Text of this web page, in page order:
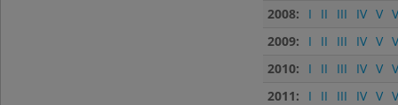
2008:
I II III IV V
2009:
I II III IV V
2010:
I II III IV V
2011:
I II III IV V